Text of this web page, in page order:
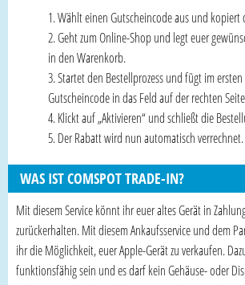
Wählt einen Gutscheincode aus und kopiert
Geht zum Online-Shop und legt euer
in den Warenkorb.
Startet den Bestellprozess und fügt im
Gutscheincode in das Feld auf der rechten
Klickt auf „Aktivieren“ und schließt die
Der Rabatt wird nun automatisch verrechnet.
WAS IST COMSPOT TRADE-IN?
Mit diesem Service könnt ihr euer altes Gerät in
zurückerhalten. Mit diesem Ankaufsservice und dem
ihr die Möglichkeit, euer Apple-Gerät zu verkaufen.
funktionsfähig sein und es darf kein Gehäuse- oder